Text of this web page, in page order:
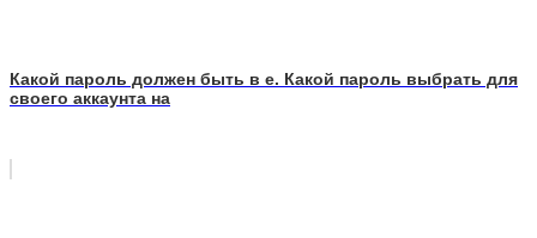
Какой пароль должен быть в е. Какой пароль выбрать для
своего аккаунта на